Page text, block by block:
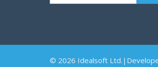
© 2026 Idealsoft